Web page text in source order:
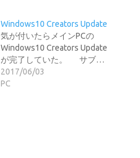
Windows10 Creators Update
気が付いたらメインPCの
Windows10 Creators Update
が完了していた。 サブ…
2017/06/03
PC